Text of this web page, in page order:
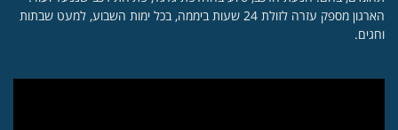
הארגון מספק עזרה לזולת 24 שעות ביממה, בכל ימות השבוע, למעט שבתות
וחגים.